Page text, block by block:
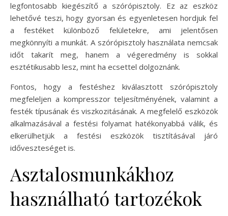
legfontosabb kiegészítő a szórópisztoly. Ez az eszköz
lehetővé teszi, hogy gyorsan és egyenletesen hordjuk fel
a festéket különböző felületekre, ami jelentősen
megkönnyíti a munkát. A szórópisztoly használata nemcsak
időt takarít meg, hanem a végeredmény is sokkal
esztétikusabb lesz, mint ha ecsettel dolgoznánk.
Fontos, hogy a festéshez kiválasztott szórópisztoly
megfeleljen a kompresszor teljesítményének, valamint a
festék típusának és viszkozitásának. A megfelelő eszközök
alkalmazásával a festési folyamat hatékonyabbá válik, és
elkerülhetjük a festési eszközök tisztításával járó
időveszteséget is.
Asztalosmunkákhoz
használható tartozékok